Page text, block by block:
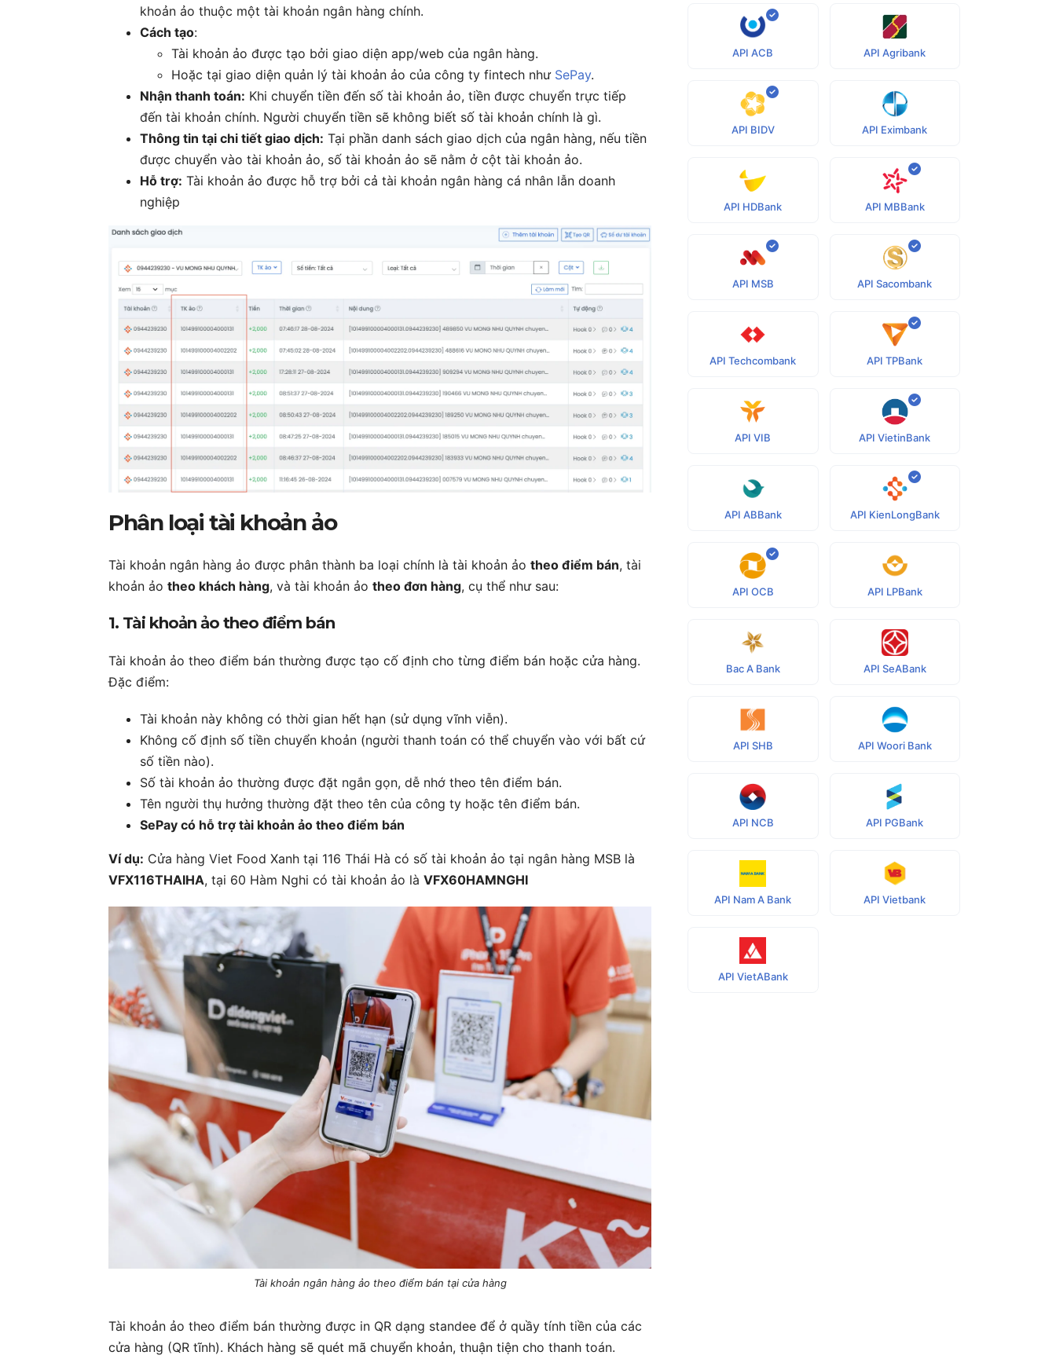
khoản ảo thuộc một tài khoản ngân hàng chính.
Cách tạo:
Tài khoản ảo được tạo bởi giao diện app/web của ngân hàng.
Hoặc tại giao diện quản lý tài khoản ảo của công ty fintech như SePay.
Nhận thanh toán: Khi chuyển tiền đến số tài khoản ảo, tiền được chuyển trực tiếp
đến tài khoản chính. Người chuyển tiền sẽ không biết số tài khoản chính là gì.
Thông tin tại chi tiết giao dịch: Tại phần danh sách giao dịch của ngân hàng, nếu tiền
được chuyển vào tài khoản ảo, số tài khoản ảo sẽ nằm ở cột tài khoản ảo.
Hỗ trợ: Tài khoản ảo được hỗ trợ bởi cả tài khoản ngân hàng cá nhân lẫn doanh
nghiệp
Phân loại tài khoản ảo
Tài khoản ngân hàng ảo được phân thành ba loại chính là tài khoản ảo theo điểm bán, tài
khoản ảo theo khách hàng, và tài khoản ảo theo đơn hàng, cụ thể như sau:
1. Tài khoản ảo theo điểm bán
Tài khoản ảo theo điểm bán thường được tạo cố định cho từng điểm bán hoặc cửa hàng.
Đặc điểm:
Tài khoản này không có thời gian hết hạn (sử dụng vĩnh viễn).
Không cố định số tiền chuyển khoản (người thanh toán có thể chuyển vào với bất cứ
số tiền nào).
Số tài khoản ảo thường được đặt ngắn gọn, dễ nhớ theo tên điểm bán.
Tên người thụ hưởng thường đặt theo tên của công ty hoặc tên điểm bán.
SePay có hỗ trợ tài khoản ảo theo điểm bán
Ví dụ: Cửa hàng Viet Food Xanh tại 116 Thái Hà có số tài khoản ảo tại ngân hàng MSB là
VFX116THAIHA, tại 60 Hàm Nghi có tài khoản ảo là VFX60HAMNGHI
Tài khoản ngân hàng ảo theo điểm bán tại cửa hàng
Tài khoản ảo theo điểm bán thường được in QR dạng standee để ở quầy tính tiền của các
cửa hàng (QR tĩnh). Khách hàng sẽ quét mã chuyển khoản, thuận tiện cho thanh toán.
API ACB API Agribank
API BIDV API Eximbank
API HDBank API MBBank
API MSB API Sacombank
API Techcombank API TPBank
API VIB API VietinBank
API ABBank API KienLongBank
API OCB API LPBank
Bac A Bank API SeABank
API SHB API Woori Bank
API NCB API PGBank
API Nam A Bank API Vietbank
API VietABank